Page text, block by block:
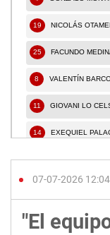
07-07-2026 12:04
"El